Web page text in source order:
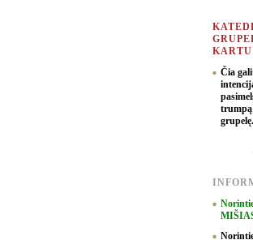
Čia
trumpą
grupelę.